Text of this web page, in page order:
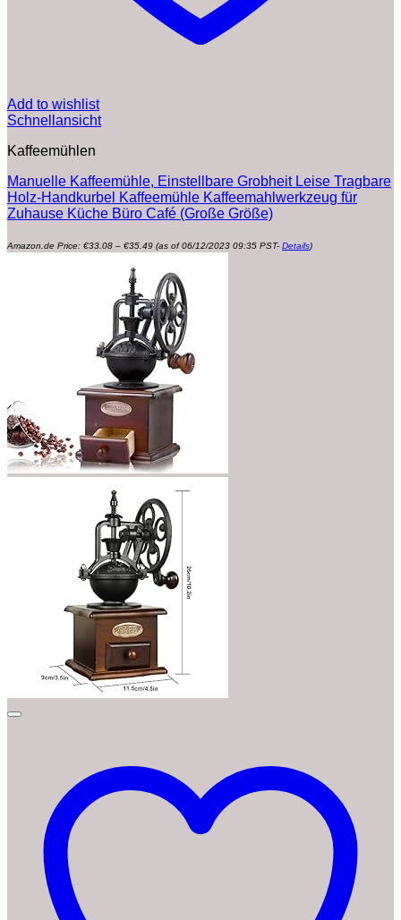
Add to wishlist
Schnellansicht
Kaffeemühlen
Manuelle Kaffeemühle, Einstellbare Grobheit Leise Tragbare
Holz-Handkurbel Kaffeemühle Kaffeemahlwerkzeug für
Zuhause Küche Büro Café (Große Größe)
Amazon.de Price: €33.08 – €35.49
Preisspanne:
€33.08
€35.49
(as of 06/12/2023 09:35 PST- Details)